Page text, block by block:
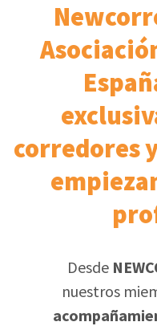
corredores
Desde
nuestros